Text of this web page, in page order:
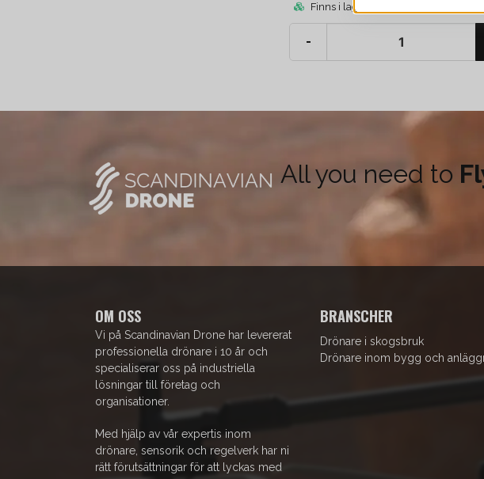
Finns i lager
-
All you need to
OM OSS
Vi på Scandinavian Drone har levererat
professionella drönare i 10 år och
specialiserar oss på industriella
lösningar till företag och
organisationer.
Med hjälp av vår expertis inom
drönare, sensorik och regelverk har ni
rätt förutsättningar för att lyckas med
BRANSCHER
Drönare i skogsbruk
Drönare inom bygg och